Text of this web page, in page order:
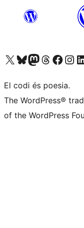
Visiteu el nostre compte X (abans Twitter)
Visiteu el nostre compte de Bluesky
Visiteu el nostre compte al Mastodon
Visiteu el nostre compte de
Visiteu la nostra
Visiteu el
El codi és poesia.
The WordPress®
of the WordPress